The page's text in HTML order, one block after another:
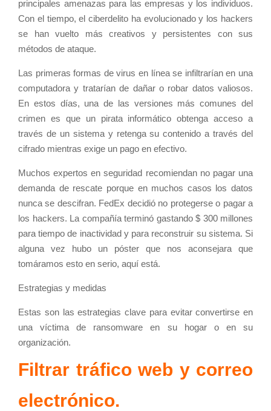
principales amenazas para las empresas y los individuos.
Con el tiempo, el ciberdelito ha evolucionado y los hackers
se han vuelto más creativos y persistentes con sus
métodos de ataque.
Las primeras formas de virus en línea se infiltrarían en una
computadora y tratarían de dañar o robar datos valiosos.
En estos días, una de las versiones más comunes del
crimen es que un pirata informático obtenga acceso a
través de un sistema y retenga su contenido a través del
cifrado mientras exige un pago en efectivo.
Muchos expertos en seguridad recomiendan no pagar una
demanda de rescate porque en muchos casos los datos
nunca se descifran. FedEx decidió no protegerse o pagar a
los hackers. La compañía terminó gastando $ 300 millones
para tiempo de inactividad y para reconstruir su sistema. Si
alguna vez hubo un póster que nos aconsejara que
tomáramos esto en serio, aquí está.
Estrategias y medidas
Estas son las estrategias clave para evitar convertirse en
una víctima de ransomware en su hogar o en su
organización.
Filtrar tráfico web y correo
electrónico.